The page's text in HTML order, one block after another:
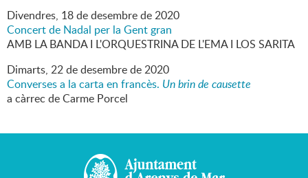
Divendres, 18dedesembrede2020
Concert de Nadal per la Gent gran
AMB LA BANDA I L'ORQUESTRINA DE L'EMA I LOS SARITA
Dimarts, 22dedesembrede2020
Converses a la carta en francès. Un brin de causette
a càrrec de Carme Porcel